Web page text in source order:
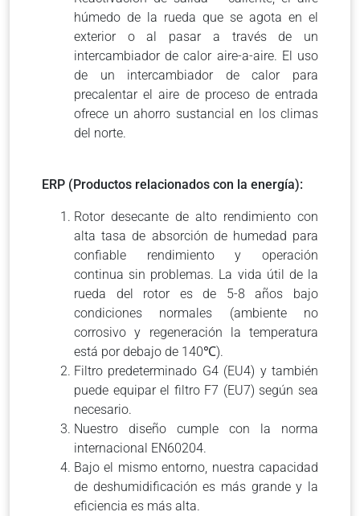
húmedo de la rueda que se agota en el
exterior o al pasar a través de un
intercambiador de calor aire-a-aire. El uso
de un intercambiador de calor para
precalentar el aire de proceso de entrada
ofrece un ahorro sustancial en los climas
del norte.
ERP (Productos relacionados con la energía):
Rotor desecante de alto rendimiento con
alta tasa de absorción de humedad para
confiable rendimiento y operación
continua sin problemas. La vida útil de la
rueda del rotor es de 5-8 años bajo
condiciones normales (ambiente no
corrosivo y regeneración la temperatura
está por debajo de 140℃).
Filtro predeterminado G4 (EU4) y también
puede equipar el filtro F7 (EU7) según sea
necesario.
Nuestro diseño cumple con la norma
internacional EN60204.
Bajo el mismo entorno, nuestra capacidad
de deshumidificación es más grande y la
eficiencia es más alta.